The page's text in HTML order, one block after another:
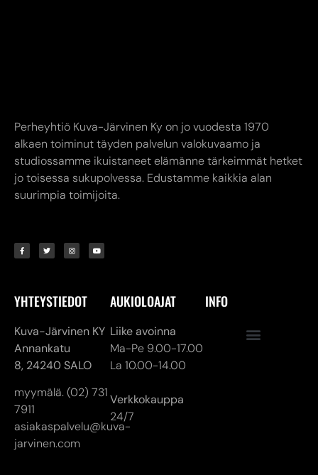
Perheyhtiö Kuva-Järvinen Ky on jo vuodesta 1970
alkaen toiminut täyden palvelun valokuvaamo ja
studiossamme ikuistaneet elämänne tärkeimmät hetket
jo toisessa sukupolvessa. Edustamme kaikkia alan
suurimpia toimijoita.
YHTEYSTIEDOT
Kuva-Järvinen KY
Annankatu
8, 24240 SALO
myymälä. (02) 731
7911
asiakaspalvelu@kuva-
jarvinen.com
AUKIOLOAJAT
Liike avoinna
Ma-Pe 9.00-17.00
La 10.00-14.00
Verkkokauppa
24/7
INFO